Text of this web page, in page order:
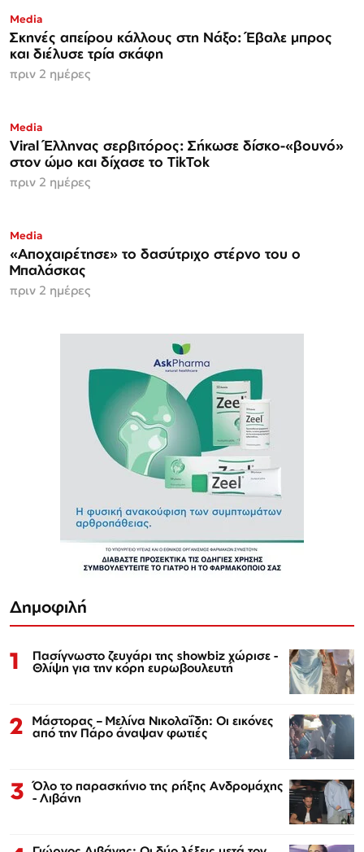
Media
Σκηνές απείρου κάλλους στη Νάξο: Έβαλε μπρος
και διέλυσε τρία σκάφη
πριν 2 ημέρες
Media
Viral Έλληνας σερβιτόρος: Σήκωσε δίσκο-«βουνό»
στον ώμο και δίχασε το TikTok
πριν 2 ημέρες
Media
«Αποχαιρέτησε» το δασύτριχο στέρνο του ο
Μπαλάσκας
πριν 2 ημέρες
Δημοφιλή
1 Πασίγνωστο ζευγάρι της showbiz χώρισε -
Θλίψη για την κόρη ευρωβουλευτή
2 Μάστορας – Μελίνα Νικολαΐδη: Οι εικόνες
από την Πάρο άναψαν φωτιές
3 Όλο το παρασκήνιο της ρήξης Ανδρομάχης
- Λιβάνη